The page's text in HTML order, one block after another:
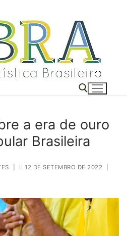
Pesquisar por:
a era de ouro
Brasileira
12 DE SETEMBRO DE 2022